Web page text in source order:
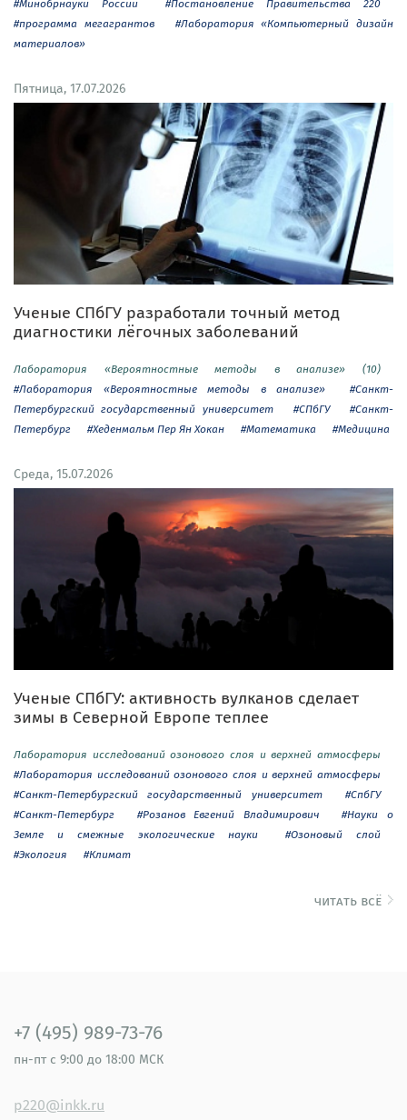
#Минобрнауки России
#Постановление Правительства 220
#программа мегагрантов
#Лаборатория «Компьютерный дизайн
материалов»
Пятница, 17.07.2026
Ученые СПбГУ разработали точный метод
диагностики лёгочных заболеваний
Лаборатория «Вероятностные методы в анализе» (10)
#Лаборатория «Вероятностные методы в анализе»
#Санкт-
Петербургский государственный университет
#СПбГУ
#Санкт-
Петербург
#Хеденмальм Пер Ян Хокан #Математика #Медицина
Среда, 15.07.2026
Ученые СПбГУ: активность вулканов сделает
зимы в Северной Европе теплее
Лаборатория исследований озонового слоя и верхней атмосферы
#Лаборатория исследований озонового слоя и верхней атмосферы
#Санкт-Петербургский государственный университет
#СпбГУ
#Санкт-Петербург
#Розанов Евгений Владимирович
#Науки о
Земле и смежные экологические науки
#Озоновый слой
#Экология
#Климат
читать всё
+7 (495) 989-73-76
пн-пт с 9:00 до 18:00 МСК
p220@inkk.ru